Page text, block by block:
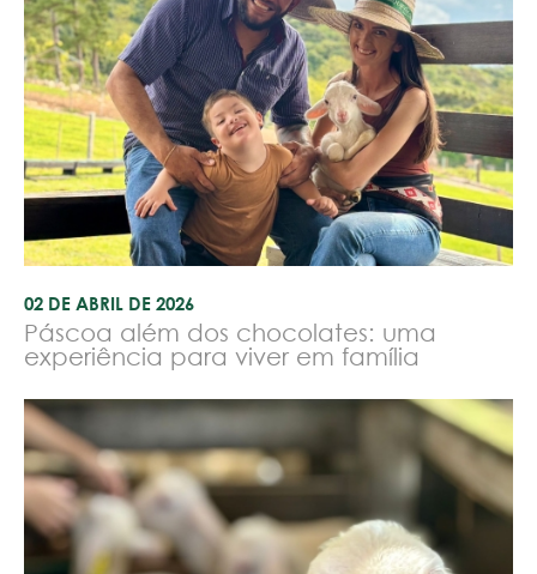
02 DE ABRIL DE 2026
Páscoa além dos chocolates: uma
experiência para viver em família